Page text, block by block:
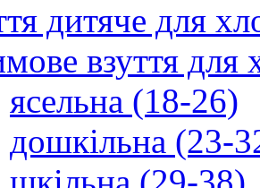
дитяче для
взуття для
ясельна (18-26)
дошкільна (23-